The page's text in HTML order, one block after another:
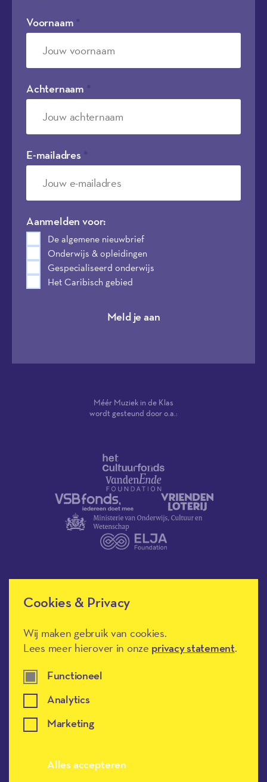
Cookies & Privacy
Wij maken gebruik van cookies.
Lees meer hierover in onze privacy statement.
Functioneel
Analytics
Marketing
Alles accepteren
Voornaam
Achternaam
E-mailadres
Aanmelden voor:
De algemene nieuwbrief
Onderwijs & opleidingen
Gespecialiseerd onderwijs
Het Caribisch gebied
Meld je aan
Méér Muziek in de Klas
wordt gesteund door o.a.:
Méér Muziek in de Klas heeft de
culturele ANBI-status en is een